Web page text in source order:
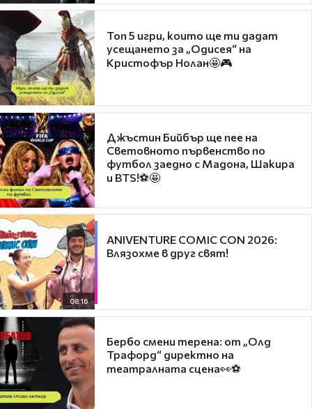
Топ 5 игри, които ще ти дадат
усещането за „Одисея“ на
Кристофър Нолан🤩🎮
Джъстин Бийбър ще пее на
Световното първенство по
футбол заедно с Мадона, Шакира
и BTS!⚽🤩
08:16
ANIVENTURE COMIC CON 2026:
Влязохме в друг свят!
Бербо смени терена: от „Олд
Трафорд“ директно на
театралната сцена👀⚽